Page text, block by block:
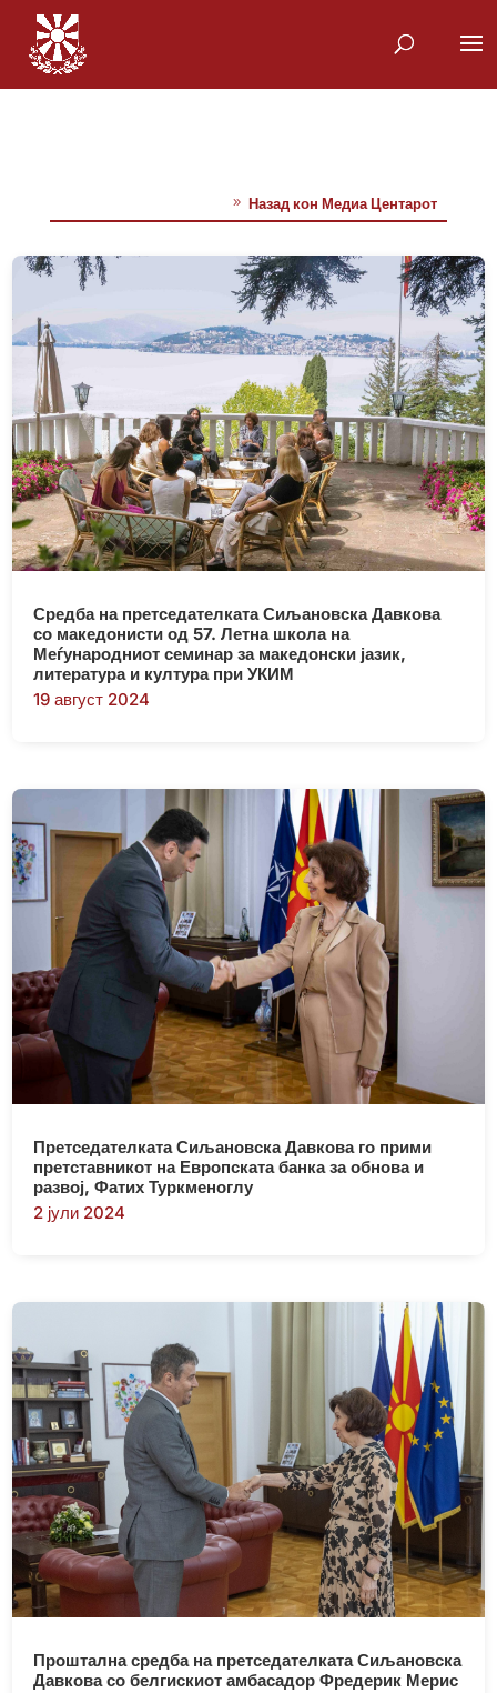
Назад кон Медиа Центарот
Средба на претседателката Сиљановска Давкова
со македонисти од 57. Летна школа на
Меѓународниот семинар за македонски јазик,
литература и култура при УКИМ
19 август 2024
Претседателката Сиљановска Давкова го прими
претставникот на Европската банка за обнова и
развој, Фатих Туркменоглу
2 јули 2024
Проштална средба на претседателката Сиљановска
Давкова со белгискиот амбасадор Фредерик Мерис